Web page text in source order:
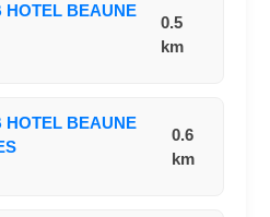
HOTEL BEAUNE
0.5
km
HOTEL BEAUNE
0.6
km